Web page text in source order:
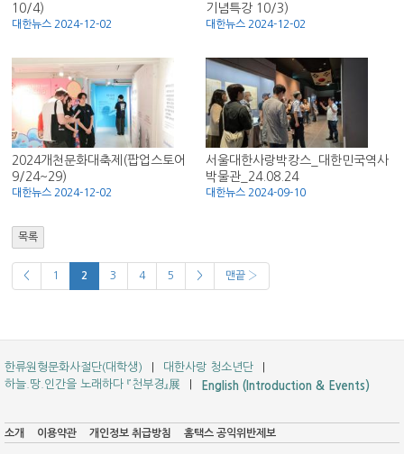
10/4)
대한뉴스 2024-12-02
기념특강 10/3)
대한뉴스 2024-12-02
2024개천문화대축제(팝업스토어
9/24~29)
대한뉴스 2024-12-02
서울대한사랑박캉스_대한민국역사
박물관_24.08.24
대한뉴스 2024-09-10
목록
< 1 2 3 4 5 > 맨끝 ›
한류원형문화사절단(대학생)
대한사랑 청소년단
하늘.땅.인간을 노래하다 『천부경』展
English (Introduction & Events)
소개 이용약관 개인정보 취급방침 홈택스 공익위반제보